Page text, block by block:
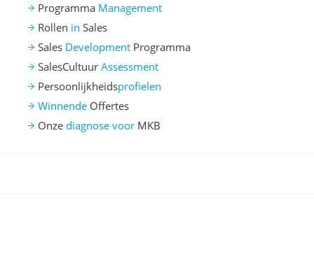
Programma Management
Rollen in Sales
Sales Development Programma
SalesCultuur Assessment
Persoonlijkheidsprofielen
Winnende Offertes
Onze diagnose voor MKB